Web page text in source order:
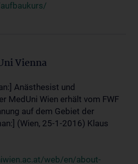
Vienna
Anästhesist und
MedUni Wien erhält vom FWF
auf dem Gebiet der
(Wien, 25-1-2016) Klaus
web/en/about-